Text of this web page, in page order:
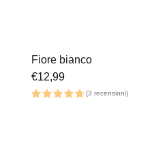
Fiore bianco
Prezzo
normale
€12,99
(3 recensioni)